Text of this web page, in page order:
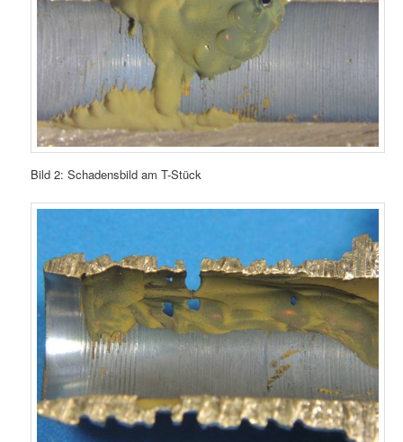
Bild 2: Schadensbild am T-Stück